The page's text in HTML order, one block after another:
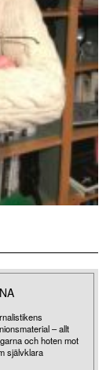
– allt
och hoten mot
självklara